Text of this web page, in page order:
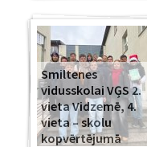
Smiltenes
vidusskolai VĢS 2.
vieta Vidzemē, 4.
vieta – skolu
kopvērtējumā